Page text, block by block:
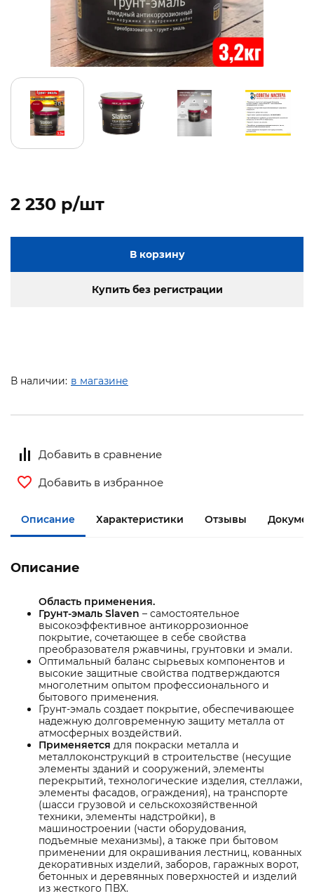
2 230 p/шт
В корзину
Купить без регистрации
В наличии: в магазине
Добавить в сравнение
Добавить в избранное
Описание Характеристики Отзывы
Описание
Область применения.
Грунт-эмаль Slaven – самостоятельное
высокоэффективное антикоррозионное
покрытие, сочетающее в себе свойства
преобразователя ржавчины, грунтовки и эмали.
Оптимальный баланс сырьевых компонентов и
высокие защитные свойства подтверждаются
многолетним опытом профессионального и
бытового применения.
Грунт-эмаль создает покрытие, обеспечивающее
надежную долговременную защиту металла от
атмосферных воздействий.
Применяется для покраски металла и
металлоконструкций в строительстве (несущие
элементы зданий и сооружений, элементы
перекрытий, технологические изделия, стеллажи,
элементы фасадов, ограждения), на транспорте
(шасси грузовой и сельскохозяйственной
техники, элементы надстройки), в
машиностроении (части оборудования,
подъемные механизмы), а также при бытовом
применении для окрашивания лестниц, кованных
декоративных изделий, заборов, гаражных ворот,
бетонных и деревянных поверхностей и изделий
из жесткого ПВХ.